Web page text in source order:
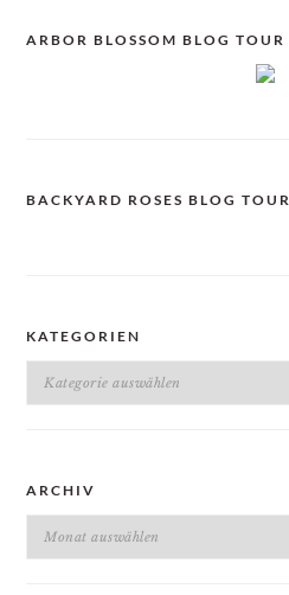
ARBOR BLOSSOM BLOG TOUR
BACKYARD ROSES BLOG TOUR
KATEGORIEN
Kategorien
ARCHIV
Archiv